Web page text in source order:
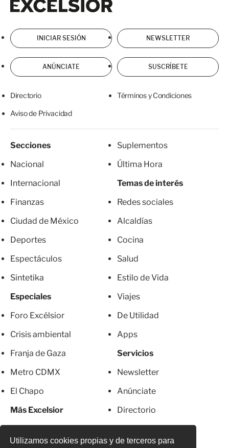
Utilizamos cookies propias y de terceros para
INICIAR SESIÓN NEWSLETTER
ANÚNCIATE SUSCRÍBETE
Directorio Términos y Condiciones
Aviso de Privacidad
Secciones
Nacional
Internacional
Finanzas
Ciudad de México
Deportes
Espectáculos
Sintetika
Especiales
Foro Excélsior
Crisis ambiental
Franja de Gaza
Metro CDMX
El Chapo
Más Excelsior
Suplementos
Última Hora
Temas de interés
Redes sociales
Alcaldías
Cocina
Salud
Estilo de Vida
Viajes
De Utilidad
Apps
Servicios
Newsletter
Anúnciate
Directorio